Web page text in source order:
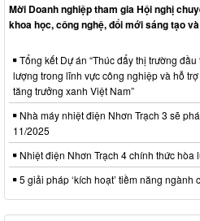
Mời Doanh nghiệp tham gia Hội nghị
khoa học, công nghệ, đổi mới sáng tạo
Tổng kết Dự án “Thúc đẩy thị trường
lượng trong lĩnh vực công nghiệp và hỗ
tăng trưởng xanh Việt Nam”
Nhà máy nhiệt điện Nhơn Trạch 3 sẽ
11/2025
Nhiệt điện Nhơn Trạch 4 chính thức hòa
5 giải pháp ‘kích hoạt’ tiềm năng ngành